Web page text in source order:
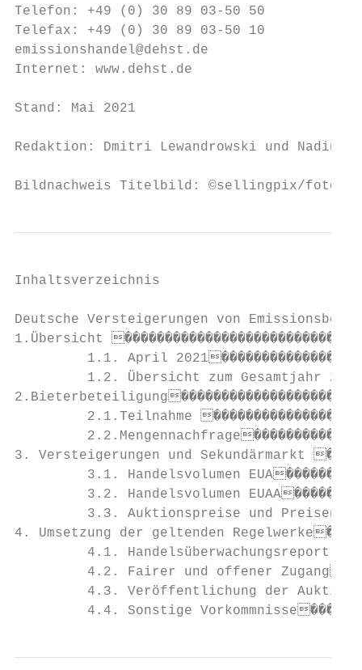
Telefon: +49 (0) 30 89 03-50 50
Telefax: +49 (0) 30 89 03-50 10
emissionshandel@dehst.de
Internet: www.dehst.de
Stand: Mai 2021
Redaktion: Dmitri Lewandrowski und Nadine
Bildnachweis Titelbild: ©sellingpix/
Inhaltsverzeichnis
Deutsche Versteigerungen von
1.Übersicht
1.1. April
1.2. Übersicht zum Gesamtjahr
2.1.Teilnahme
3. Versteigerungen und Sekundärmarkt
3.1. Handelsvolumen
3.2. Handelsvolumen
3.3. Auktionspreise und
4. Umsetzung der geltenden
4.1. Handelsüberwachungsreport
4.2. Fairer und offener
4.3. Veröffentlichung der
4.4. Sonstige